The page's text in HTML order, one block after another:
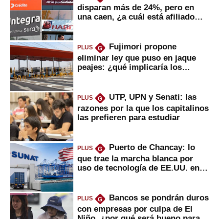
disparan más de 24%, pero en
una caen, ¿a cuál está afiliado
PLUS G
Fujimori propone
eliminar ley que puso en jaque
peajes: ¿qué implicaría los
PLUS G
UTP, UPN y Senati: las
razones por la que los capitalinos
las prefieren para estudiar
PLUS G
Puerto de Chancay: lo
que trae la marcha blanca por
uso de tecnología de EE.UU. en
PLUS G
Bancos se pondrán duros
con empresas por culpa de El